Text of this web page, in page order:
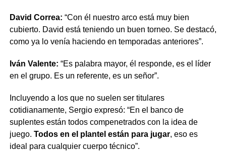
David Correa: “Con él nuestro arco está muy bien
cubierto. David está teniendo un buen torneo. Se destacó,
como ya lo venía haciendo en temporadas anteriores”.
Iván Valente: “Es palabra mayor, él responde, es el líder
en el grupo. Es un referente, es un señor”.
Incluyendo a los que no suelen ser titulares
cotidianamente, Sergio expresó: “En el banco de
suplentes están todos compenetrados con la idea de
juego. Todos en el plantel están para jugar, eso es
ideal para cualquier cuerpo técnico”.